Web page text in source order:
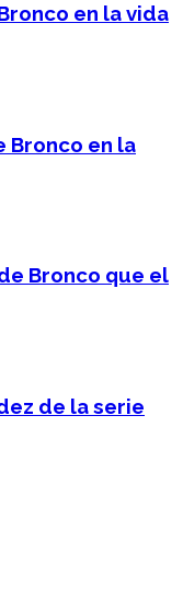
en la vida
Bronco en la
Bronco que el
de la serie